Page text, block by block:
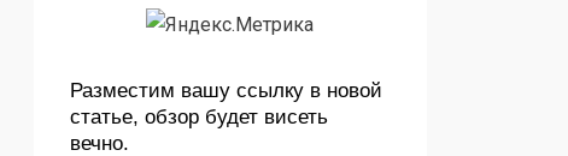
Разместим вашу ссылку в новой
статье, обзор будет висеть
вечно.